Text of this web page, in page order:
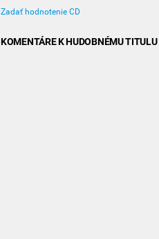
Zadať hodnotenie CD
KOMENTÁRE K HUDOBNÉMU TITULU